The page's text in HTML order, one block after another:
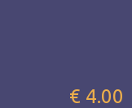
€ 4.00